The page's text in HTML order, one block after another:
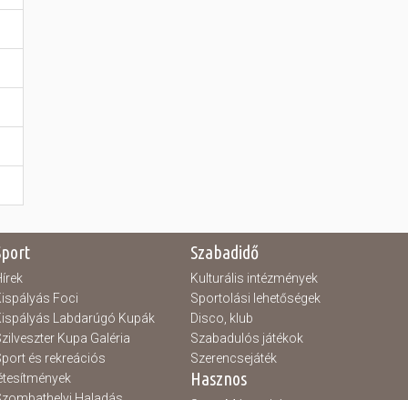
Foci
Labdarúgó Kupák
Kupa Galéria
és rekreációs
Szabadidő
Kulturális intézmények
Sportolási lehetőségek
Disco, klub
Szabadulós játékok
Szerencsejáték
Hasznos